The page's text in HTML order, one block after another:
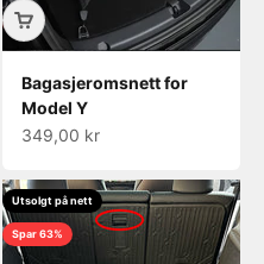
Bagasjeromsnett for
Model Y
Salgspris
349,00 kr
Utsolgt på nett
Spar 63%